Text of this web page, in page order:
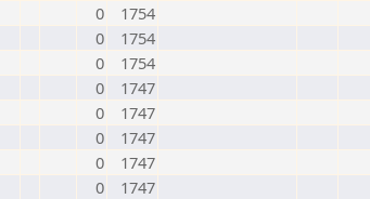
0
1754
0
1754
0
1754
0
1747
0
1747
0
1747
0
1747
0
1747